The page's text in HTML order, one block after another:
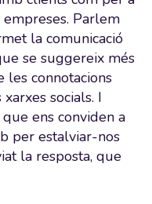
Parlem
la comunicació
se suggereix més
les connotacions
socials. I
ens conviden a
per estalviar-nos
la resposta, que